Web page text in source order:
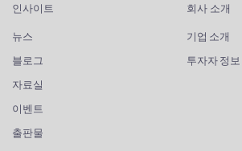
인사이트
뉴스
블로그
자료실
이벤트
출판물
회사 소개
기업 소개
투자자 정보